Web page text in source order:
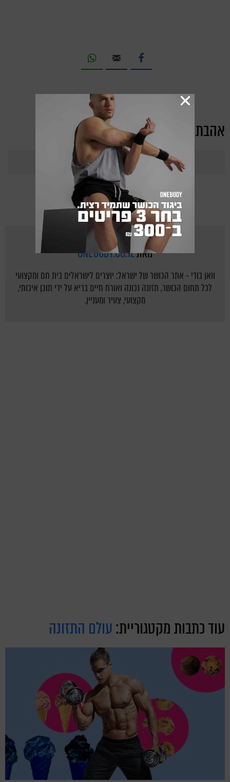
אהבת את הכתבה?
364
Points
מאתONEBODY.CO.IL
וואן בודי - אתר הכושר של ישראל: יוצרים לישראלים בית חם ומקצועי
לכל תחום הכושר, תזונה נכונה ואורח חיים בריא על ידי תוכן איכותי,
מקצועי, צעיר ומעניין.
עוד כתבות מקטגוריית:עולם התזונה